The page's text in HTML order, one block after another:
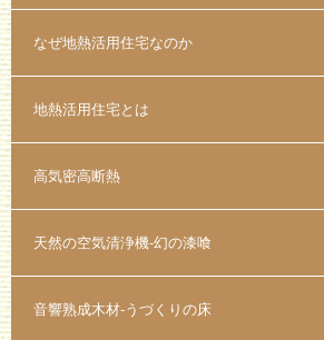
なぜ地熱活用住宅なのか
地熱活用住宅とは
高気密高断熱
天然の空気清浄機-幻の漆喰
音響熟成木材-うづくりの床